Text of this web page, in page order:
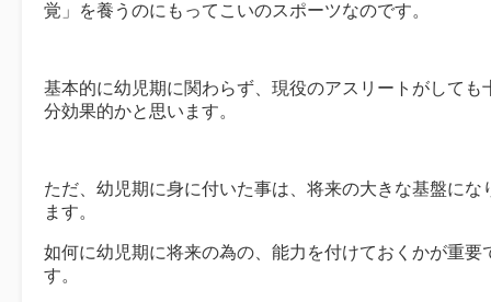
覚」を養うのにもってこいのスポーツなのです。
基本的に幼児期に関わらず、現役のアスリートがしても
分効果的かと思います。
ただ、幼児期に身に付いた事は、将来の大きな基盤にな
ます。
如何に幼児期に将来の為の、能力を付けておくかが重要
す。